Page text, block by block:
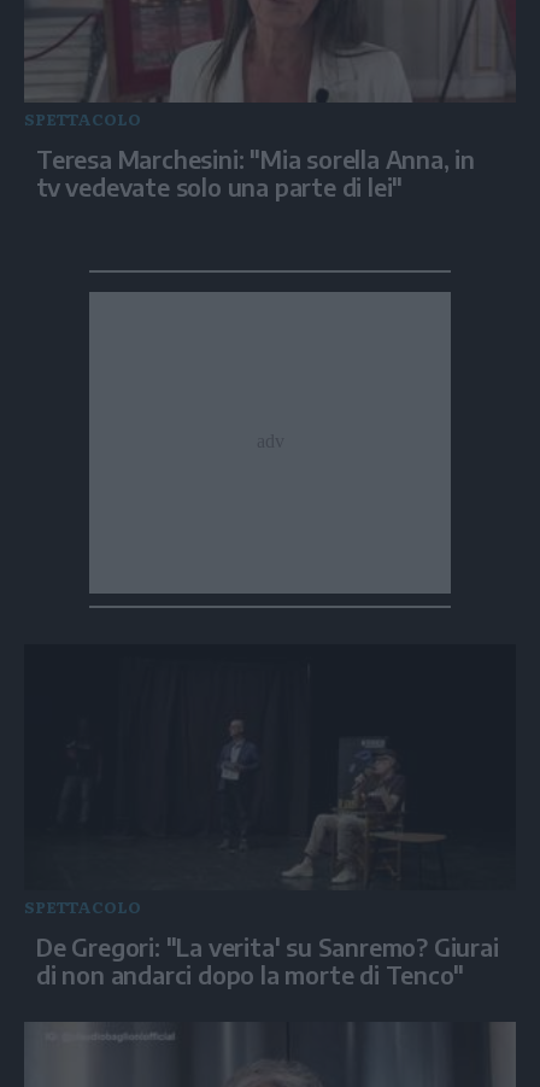
SPETTACOLO
Teresa Marchesini: "Mia sorella Anna, in
tv vedevate solo una parte di lei"
SPETTACOLO
De Gregori: "La verita' su Sanremo? Giurai
di non andarci dopo la morte di Tenco"